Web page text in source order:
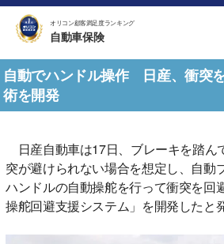
オリコン顧客満足度ランキング
自動車保険
自動でハンドル操作 日産、衝突
術を開発
日産自動車は17日、ブレーキを踏ん
突が避けられない場合を想定し、自動
ハンドルの自動操舵を行って衝突を回
操舵回避支援システム」を開発したと